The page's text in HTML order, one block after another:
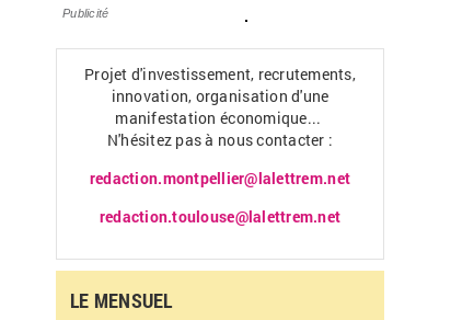
Publicité
Projet d'investissement, recrutements,
innovation, organisation d'une
manifestation économique...
N'hésitez pas à nous contacter :
redaction.montpellier@lalettrem.net
redaction.toulouse@lalettrem.net
LE MENSUEL